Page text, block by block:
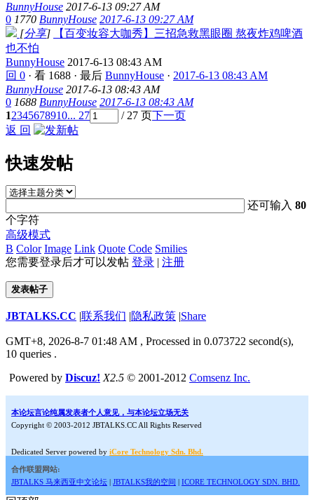
BunnyHouse 2017-6-13 09:27 AM
0 1770 BunnyHouse 2017-6-13 09:27 AM
[分享]
【百变妆容大咖秀】三招急救黑眼圈 熬夜炸鸡啤酒
也不怕
BunnyHouse 2017-6-13 08:43 AM
回 0 · 看 1688 · 最后 BunnyHouse · 2017-6-13 08:43 AM
BunnyHouse 2017-6-13 08:43 AM
0 1688 BunnyHouse 2017-6-13 08:43 AM
12345678910... 27 / 27 页下一页
返 回
快速发帖
还可输入80
个字符
高级模式
B Color Image Link Quote Code Smilies
您需要登录后才可以发帖 登录 | 注册
发表帖子
JBTALKS.CC |联系我们 |隐私政策 |Share
GMT+8, 2026-8-7 01:48 AM , Processed in 0.073722 second(s),
10 queries .
Powered by Discuz! X2.5 © 2001-2012 Comsenz Inc.
本论坛言论纯属发表者个人意见，与本论坛立场无关
Copyright © 2003-2012 JBTALKS.CC All Rights Reserved
Dedicated Server powered by iCore Technology Sdn. Bhd.
合作联盟网站:
JBTALKS 马来西亚中文论坛 | JBTALKS我的空间 | ICORE TECHNOLOGY SDN. BHD.